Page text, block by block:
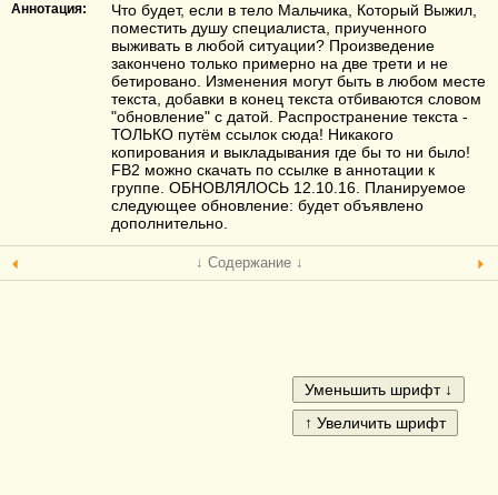
Аннотация:
Что будет, если в тело Мальчика, Который Выжил,
поместить душу специалиста, приученного
выживать в любой ситуации? Произведение
закончено только примерно на две трети и не
бетировано. Изменения могут быть в любом месте
текста, добавки в конец текста отбиваются словом
"обновление" с датой. Распространение текста -
ТОЛЬКО путём ссылок сюда! Никакого
копирования и выкладывания где бы то ни было!
FB2 можно скачать по ссылке в аннотации к
группе. ОБНОВЛЯЛОСЬ 12.10.16. Планируемое
следующее обновление: будет объявлено
дополнительно.
↓ Содержание ↓